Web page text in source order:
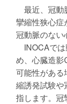
最近、冠動
攣縮性狭心症
冠動脈のない
INOCAでは
め、心臓造
可能性がある
縮誘発試験や
指します。冠